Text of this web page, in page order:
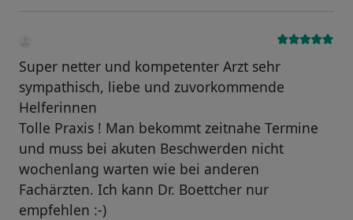
Super netter und kompetenter Arzt sehr
sympathisch, liebe und zuvorkommende
Helferinnen
Tolle Praxis ! Man bekommt zeitnahe Termine
und muss bei akuten Beschwerden nicht
wochenlang warten wie bei anderen
Fachärzten. Ich kann Dr. Boettcher nur
empfehlen :-)